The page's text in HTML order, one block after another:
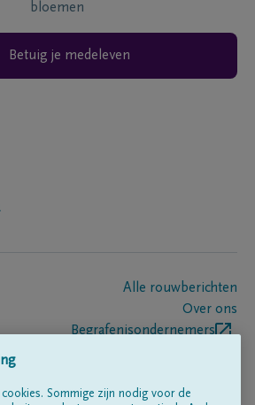
bloemen
Betuig je medeleven
Alle rouwberichten
Over ons
Begrafenisondernemers
Sommige zijn nodig voor de